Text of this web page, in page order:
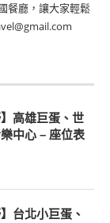
餐廳，讓大家輕鬆
高雄巨蛋、世
中心 – 座位表
台北小巨蛋、